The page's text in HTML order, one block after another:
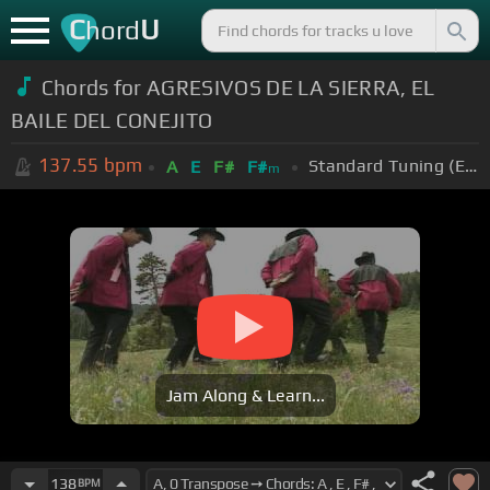
ChordU
Chords for AGRESIVOS DE LA SIERRA, EL
BAILE DEL CONEJITO
137.55 bpm A E F# F#m Standard Tuning (EADGBE)
Jam Along & Learn...
138BPM